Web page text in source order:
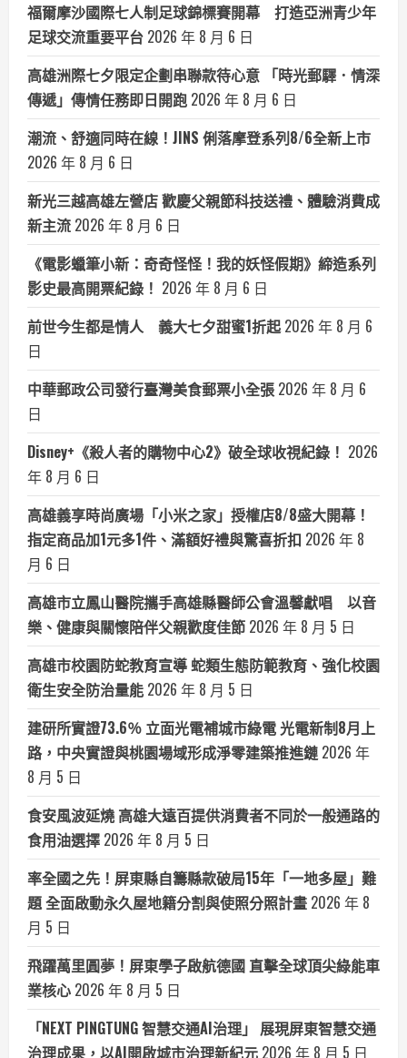
福爾摩沙國際七人制足球錦標賽開幕 打造亞洲青少年
足球交流重要平台 2026 年 8 月 6 日
高雄洲際七夕限定企劃串聯款待心意 「時光郵驛．情深
傳遞」傳情任務即日開跑 2026 年 8 月 6 日
潮流、舒適同時在線！JINS 俐落摩登系列8/6全新上市
2026 年 8 月 6 日
新光三越高雄左營店 歡慶父親節科技送禮、體驗消費成
新主流 2026 年 8 月 6 日
《電影蠟筆小新：奇奇怪怪！我的妖怪假期》締造系列
影史最高開票紀錄！ 2026 年 8 月 6 日
前世今生都是情人 義大七夕甜蜜1折起 2026 年 8 月 6
日
中華郵政公司發行臺灣美食郵票小全張 2026 年 8 月 6
日
Disney+《殺人者的購物中心2》破全球收視紀錄！ 2026
年 8 月 6 日
高雄義享時尚廣場「小米之家」授權店8/8盛大開幕！
指定商品加1元多1件、滿額好禮與驚喜折扣 2026 年 8
月 6 日
高雄市立鳳山醫院攜手高雄縣醫師公會溫馨獻唱 以音
樂、健康與關懷陪伴父親歡度佳節 2026 年 8 月 5 日
高雄市校園防蛇教育宣導 蛇類生態防範教育、強化校園
衛生安全防治量能 2026 年 8 月 5 日
建研所實證73.6％ 立面光電補城市綠電 光電新制8月上
路，中央實證與桃園場域形成淨零建築推進鏈 2026 年
8 月 5 日
食安風波延燒 高雄大遠百提供消費者不同於一般通路的
食用油選擇 2026 年 8 月 5 日
率全國之先！屏東縣自籌縣款破局15年「一地多屋」難
題 全面啟動永久屋地籍分割與使照分照計畫 2026 年 8
月 5 日
飛躍萬里圓夢！屏東學子啟航德國 直擊全球頂尖綠能車
業核心 2026 年 8 月 5 日
「NEXT PINGTUNG 智慧交通AI治理」 展現屏東智慧交通
治理成果，以AI開啟城市治理新紀元 2026 年 8 月 5 日